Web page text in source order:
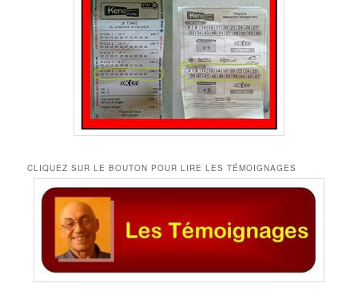
CLIQUEZ SUR LE BOUTON POUR LIRE LES TÉMOIGNAGES